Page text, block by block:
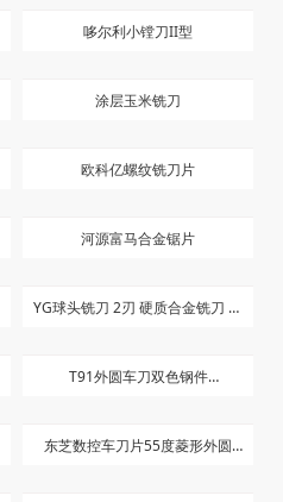
哆尔利小镗刀II型
涂层玉米铣刀
欧科亿螺纹铣刀片
河源富马合金锯片
YG球头铣刀 2刃 硬质合金铣刀 短
T91外圆车刀双色钢件
东芝数控车刀片55度菱形外圆